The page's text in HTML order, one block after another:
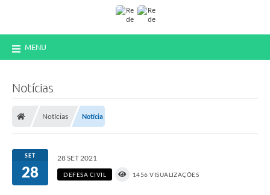
MENU
Notícias
Notícias Notícia
SET
28
28 SET 2021
DEFESA CIVIL 1456 VISUALIZAÇÕES